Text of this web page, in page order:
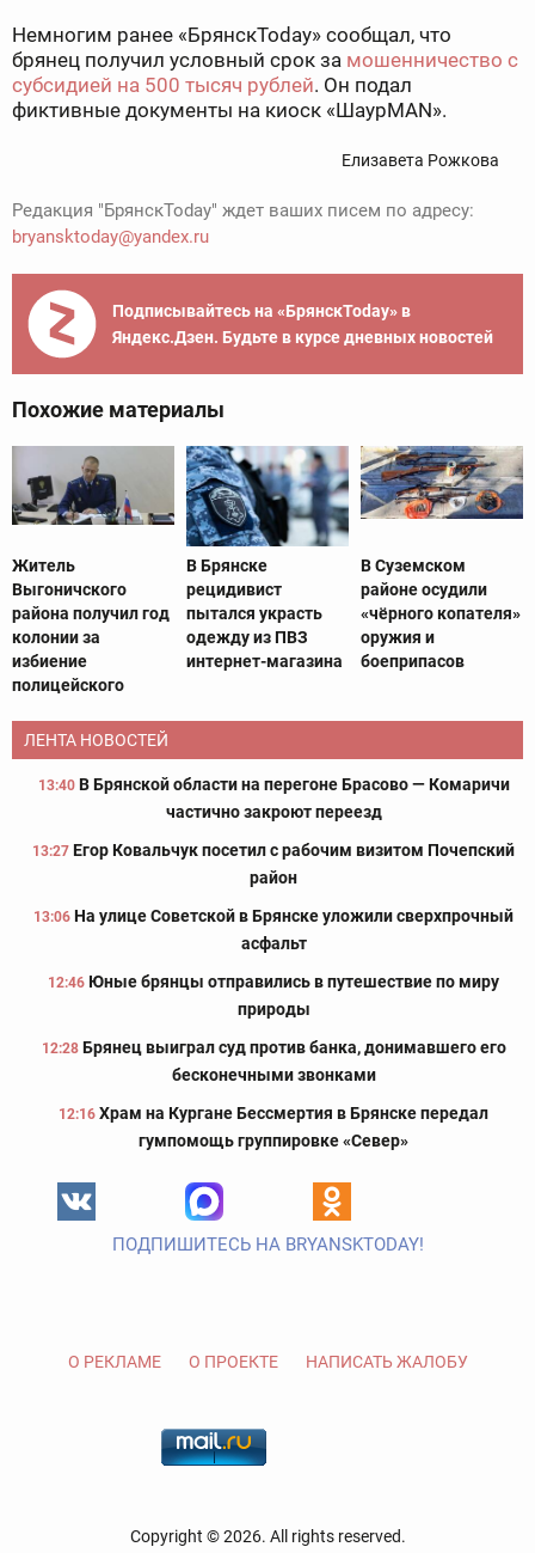
Немногим ранее «БрянскToday» сообщал, что
брянец получил условный срок за мошенничество с
субсидией на 500 тысяч рублей. Он подал
фиктивные документы на киоск «ШаурMAN».
Елизавета Рожкова
Редакция "БрянскToday" ждет ваших писем по адресу:
bryansktoday@yandex.ru
Подписывайтесь на «БрянскToday» в
Яндекс.Дзен. Будьте в курсе дневных новостей
Похожие материалы
Житель
Выгоничского
района получил год
колонии за
избиение
полицейского
В Брянске
рецидивист
пытался украсть
одежду из ПВЗ
интернет-магазина
В Суземском
районе осудили
«чёрного копателя»
оружия и
боеприпасов
ЛЕНТА НОВОСТЕЙ
13:40 В Брянской области на перегоне Брасово — Комаричи
частично закроют переезд
13:27 Егор Ковальчук посетил с рабочим визитом Почепский
район
13:06 На улице Советской в Брянске уложили сверхпрочный
асфальт
12:46 Юные брянцы отправились в путешествие по миру
природы
12:28 Брянец выиграл суд против банка, донимавшего его
бесконечными звонками
12:16 Храм на Кургане Бессмертия в Брянске передал
гумпомощь группировке «Север»
ПОДПИШИТЕСЬ НА BRYANSKTODAY!
О РЕКЛАМЕ О ПРОЕКТЕ НАПИСАТЬ ЖАЛОБУ
Copyright © 2026. All rights reserved.